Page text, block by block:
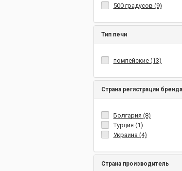
500 градусов (9)
Тип печи
помпейские (13)
Страна регистрации бренда
Болгария (8)
Турция (1)
Украина (4)
Страна производитель